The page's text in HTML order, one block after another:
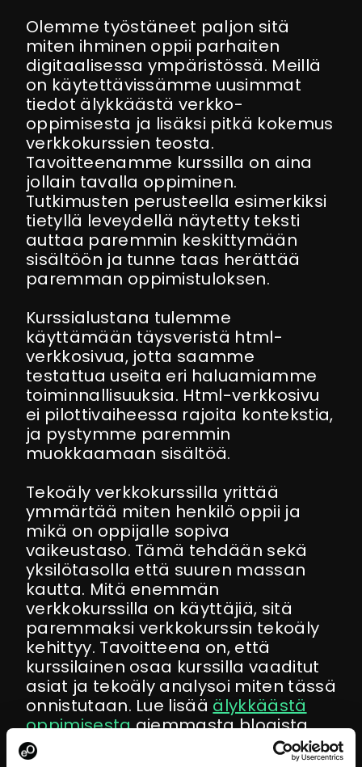
Olemme työstäneet paljon sitä
miten ihminen oppii parhaiten
digitaalisessa ympäristössä. Meillä
on käytettävissämme uusimmat
tiedot älykkäästä verkko-
oppimisesta ja lisäksi pitkä kokemus
verkkokurssien teosta.
Tavoitteenamme kurssilla on aina
jollain tavalla oppiminen.
Tutkimusten perusteella esimerkiksi
tietyllä leveydellä näytetty teksti
auttaa paremmin keskittymään
sisältöön ja tunne taas herättää
paremman oppimistuloksen.
Kurssialustana tulemme
käyttämään täysveristä html-
verkkosivua, jotta saamme
testattua useita eri haluamiamme
toiminnallisuuksia. Html-verkkosivu
ei pilottivaiheessa rajoita kontekstia,
ja pystymme paremmin
muokkaamaan sisältöä.
Tekoäly verkkokurssilla yrittää
ymmärtää miten henkilö oppii ja
mikä on oppijalle sopiva
vaikeustaso. Tämä tehdään sekä
yksilötasolla että suuren massan
kautta. Mitä enemmän
verkkokurssilla on käyttäjiä, sitä
paremmaksi verkkokurssin tekoäly
kehittyy. Tavoitteena on, että
kurssilainen osaa kurssilla vaaditut
asiat ja tekoäly analysoi miten tässä
onnistutaan. Lue lisää älykkäästä
oppimisestaaiemmasta blogista.